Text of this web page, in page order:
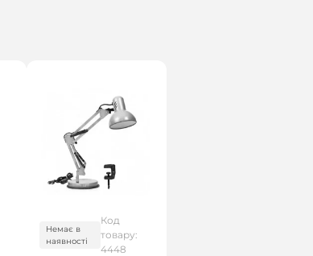
Немає в
наявності
Код
товару:
4448